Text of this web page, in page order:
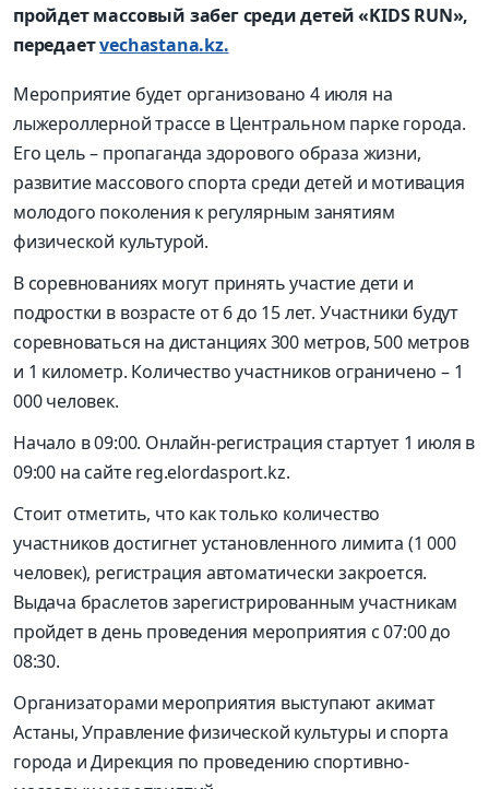
пройдет массовый забег среди детей «KIDS RUN»,
передаетvechastana.kz.
Мероприятие будет организовано 4 июля на
лыжероллерной трассе в Центральном парке города.
Его цель – пропаганда здорового образа жизни,
развитие массового спорта среди детей и мотивация
молодого поколения к регулярным занятиям
физической культурой.
В соревнованиях могут принять участие дети и
подростки в возрасте от 6 до 15 лет. Участники будут
соревноваться на дистанциях 300 метров, 500 метров
и 1 километр. Количество участников ограничено – 1
000 человек.
Начало в 09:00. Онлайн-регистрация стартует 1 июля в
09:00 на сайте reg.elordasport.kz.
Стоит отметить, что как только количество
участников достигнет установленного лимита (1 000
человек), регистрация автоматически закроется.
Выдача браслетов зарегистрированным участникам
пройдет в день проведения мероприятия с 07:00 до
08:30.
Организаторами мероприятия выступают акимат
Астаны, Управление физической культуры и спорта
города и Дирекция по проведению спортивно-